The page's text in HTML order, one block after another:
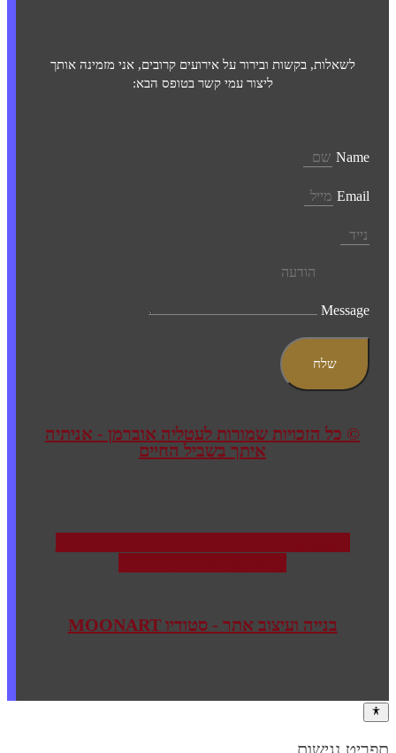
לשאלות, בקשות ובירור על אירועים קרובים, אני מזמינה אותך
ליצור עמי קשר בטופס הבא:
Name
Email
Message
שלח
© כל הזכויות שמורות לעטליה אוברמן - אניתיה
איתך בשביל החיים
בנייה ועיצוב אתר - סטודיו MOONART